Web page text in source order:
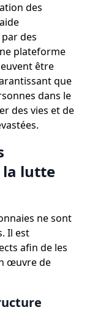
des
des
plateforme
être
que
dans le
des vies et de
la lutte
ne sont
Il est
afin de les
œuvre de